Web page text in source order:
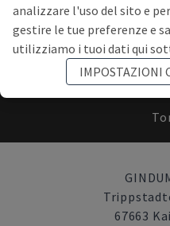
ISCRIVITI
67663
analizzare l'uso del sito e
gestire le tue preferenze e
utilizziamo i tuoi dati qui
IMPOSTAZIONI